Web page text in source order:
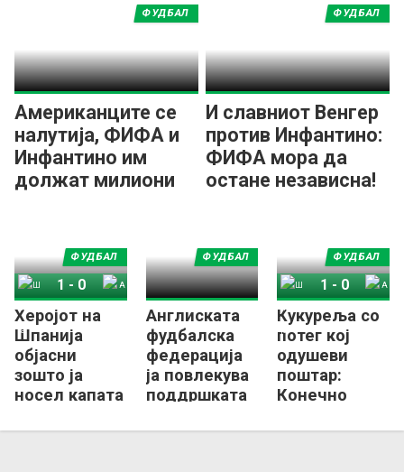
Американците се
налутија, ФИФА и
Инфантино им
должат милиони
ФУДБАЛ
И славниот Венгер
против Инфантино:
ФИФА мора да
остане независна!
ФУДБАЛ
Херојот на
Шпанија
објасни
зошто ја
носел капата
на Трамп“
ФУДБАЛ
Шпанија
1 - 0
Англиската
фудбалска
федерација
ја повлекува
поддршката
Инфантино!
ФУДБАЛ
Кукуреља со
потег кој
одушеви
поштар:
Конечно
со медал од
ФУДБАЛ
Шпанија
1 - 0